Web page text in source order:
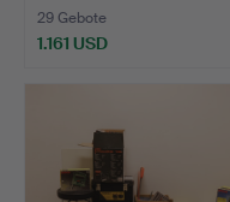
29 Gebote
1.161 USD